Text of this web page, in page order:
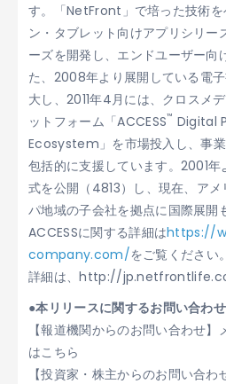
す。「NetFront」で培った技術を
ン・タブレット向けアプリシリ
ーズを開発し、エンドユーザー向
た、2008年より展開している電
大し、2011年4月には、クロスメ
ットフォーム「ACCESS™ Digital
Ecosystem」を市場投入し、事
包括的に支援しています。2001
式を公開（4813）し、現在、ア
パ地域の子会社を拠点に国際展開
ACCESSに関する詳細はhttps://
company.com/をご覧くださ
詳細は、http://
●本リリースに関するお問い合わせ
【報道機関からのお問い合わせ
はこちら
【投資家・株主からのお問い合